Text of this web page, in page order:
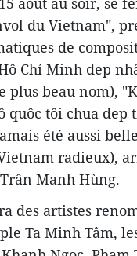
du Vietnam",
de
Chí Minh dep
plus beau nom),
quôc tôi chua dep
été aussi
radieux),
Manh Hùng.
des artistes
Ta Minh Tâm,